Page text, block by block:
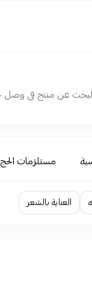
مستلزمات الحج
العناية بالشعر